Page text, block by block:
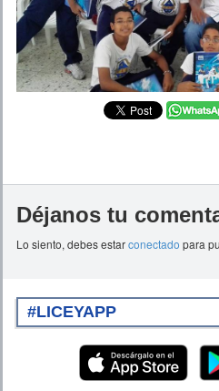
Déjanos tu
Lo siento, debes estarconectado para
#LICEYAPP